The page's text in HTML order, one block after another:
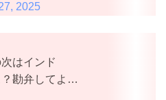
2025
はインド
？勘弁してよ…